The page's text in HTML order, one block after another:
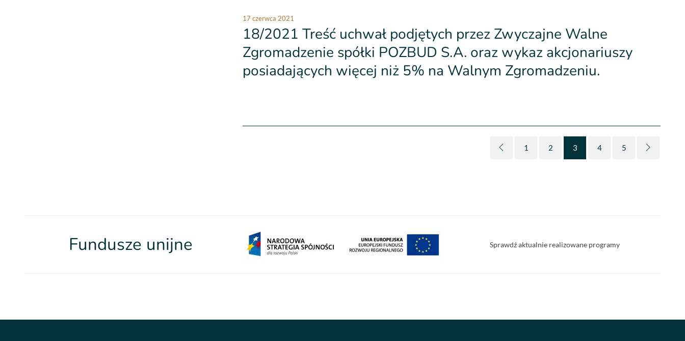
17 czerwca 2021
18/2021 Treść uchwał podjętych przez Zwyczajne Walne
Zgromadzenie spółki POZBUD S.A. oraz wykaz akcjonariuszy
posiadających więcej niż 5% na Walnym Zgromadzeniu.
1 2 3 4 5
Fundusze unijne Sprawdź aktualnie realizowane programy